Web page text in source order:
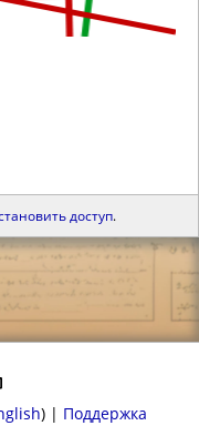
доступ.
| Поддержка